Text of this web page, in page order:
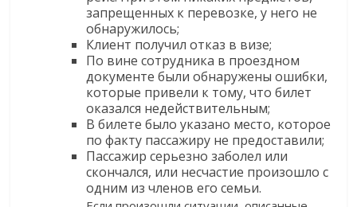
запрещенных к перевозке, у него не
обнаружилось;
Клиент получил отказ в визе;
По вине сотрудника в проездном
документе были обнаружены ошибки,
которые привели к тому, что билет
оказался недействительным;
В билете было указано место, которое
по факту пассажиру не предоставили;
Пассажир серьезно заболел или
скончался, или несчастие произошло с
одним из членов его семьи.